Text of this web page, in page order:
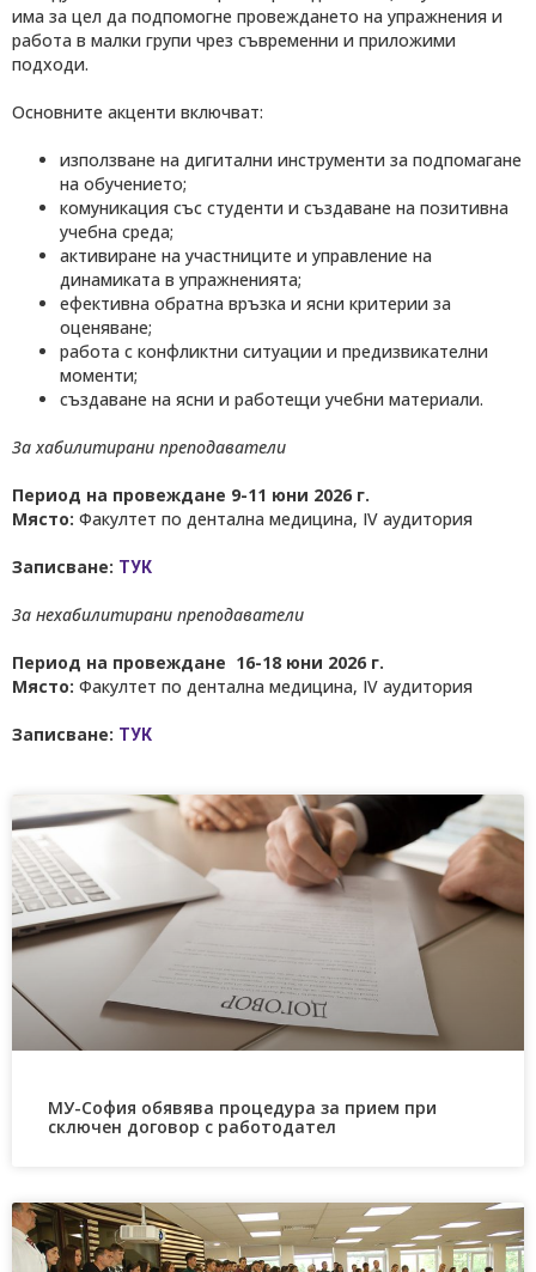
има за цел да подпомогне провеждането на упражнения и
работа в малки групи чрез съвременни и приложими
подходи.
Основните акценти включват:
използване на дигитални инструменти за подпомагане
на обучението;
комуникация със студенти и създаване на позитивна
учебна среда;
активиране на участниците и управление на
динамиката в упражненията;
ефективна обратна връзка и ясни критерии за
оценяване;
работа с конфликтни ситуации и предизвикателни
моменти;
създаване на ясни и работещи учебни материали.
За хабилитирани преподаватели
Период на провеждане 9-11 юни 2026 г.
Място: Факултет по дентална медицина, IV аудитория
Записване: ТУК
За нехабилитирани преподаватели
Период на провеждане 16-18 юни 2026 г.
Място: Факултет по дентална медицина, IV аудитория
Записване: ТУК
МУ-София обявява процедура за прием при
сключен договор с работодател